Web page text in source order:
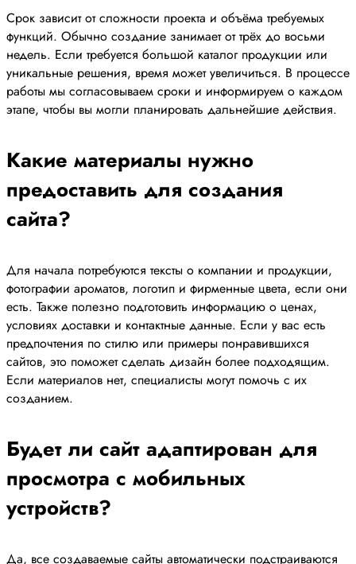
Срок зависит от сложности проекта и объёма требуемых
функций. Обычно создание занимает от трёх до восьми
недель. Если требуется большой каталог продукции или
уникальные решения, время может увеличиться. В процессе
работы мы согласовываем сроки и информируем о каждом
этапе, чтобы вы могли планировать дальнейшие действия.
Какие материалы нужно
предоставить для создания
сайта?
Для начала потребуются тексты о компании и продукции,
фотографии ароматов, логотип и фирменные цвета, если они
есть. Также полезно подготовить информацию о ценах,
условиях доставки и контактные данные. Если у вас есть
предпочтения по стилю или примеры понравившихся
сайтов, это поможет сделать дизайн более подходящим.
Если материалов нет, специалисты могут помочь с их
созданием.
Будет ли сайт адаптирован для
просмотра с мобильных
устройств?
Да, все создаваемые сайты автоматически подстраиваются